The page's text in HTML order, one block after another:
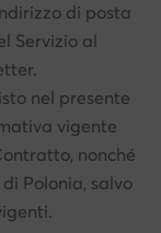
di posta
Servizio al
nel presente
vigente
nonché
Polonia, salvo